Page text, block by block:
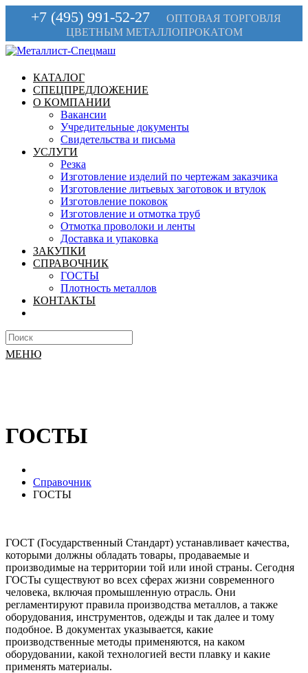
+7 (495) 991-52-27
ОПТОВАЯ ТОРГОВЛЯ
ЦВЕТНЫМ МЕТАЛЛОПРОКАТОМ
КАТАЛОГ
СПЕЦПРЕДЛОЖЕНИЕ
О КОМПАНИИ
Вакансии
Учредительные документы
Свидетельства и письма
УСЛУГИ
Резка
Изготовление изделий по чертежам заказчика
Изготовление литьевых заготовок и втулок
Изготовление поковок
Изготовление и отмотка труб
Отмотка проволоки и ленты
Доставка и упаковка
ЗАКУПКИ
СПРАВОЧНИК
ГОСТЫ
Плотность металлов
КОНТАКТЫ
МЕНЮ
ГОСТЫ
Справочник
ГОСТЫ
ГОСТ (Государственный Стандарт) устанавливает качества,
которыми должны обладать товары, продаваемые и
производимые на территории той или иной страны. Сегодня
ГОСТы существуют во всех сферах жизни современного
человека, включая промышленную отрасль. Они
регламентируют правила производства металлов, а также
оборудования, инструментов, одежды и так далее и тому
подобное. В документах указывается, какие
производственные методы применяются, на каком
оборудовании, какой технологией вести плавку и какие
применять материалы.